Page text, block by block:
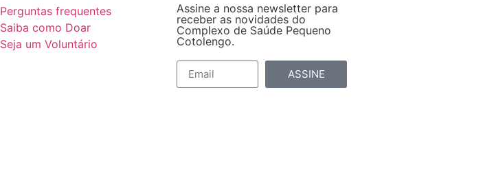
Perguntas frequentes
Saiba como Doar
Seja um Voluntário
Assine a nossa newsletter para
receber as novidades do
Complexo de Saúde Pequeno
Cotolengo.
ASSINE